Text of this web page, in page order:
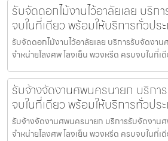
รับจัดดอกไม้งานไว้อาลัยเลย บริ
จบในที่เดียว พร้อมให้บริการทั่วปร
รับจัดดอกไม้งานไว้อาลัยเลย บริการรับจัดงา
จำหน่ายโลงศพ โลงเย็น พวงหรีด ครบจบในที่เ
รับจ้างจัดงานศพนครนายก บริกา
จบในที่เดียว พร้อมให้บริการทั่วปร
รับจ้างจัดงานศพนครนายก บริการรับจัดงาน
จำหน่ายโลงศพ โลงเย็น พวงหรีด ครบจบในที่เ